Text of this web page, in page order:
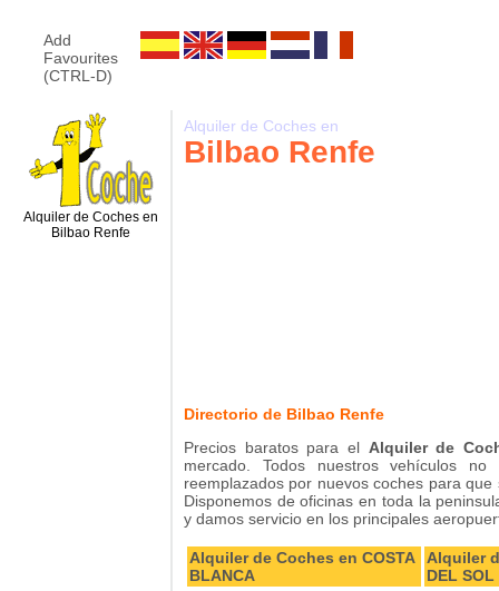
Add
Favourites
(CTRL-D)
Alquiler de Coches en
Bilbao Renfe
Alquiler de Coches en
Bilbao Renfe
Directorio de Bilbao Renfe
Precios baratos para el Alquiler de
mercado. Todos nuestros vehículos
reemplazados por nuevos coches para
Disponemos de oficinas en toda la
y damos servicio en los principales
Alquiler de Coches en COSTA
BLANCA
Alquiler
DEL SOL